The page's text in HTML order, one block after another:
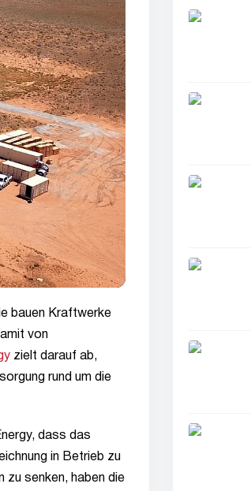
bauen Kraftwerke
von
zielt darauf ab,
rund um die
dass das
in Betrieb zu
senken, haben die